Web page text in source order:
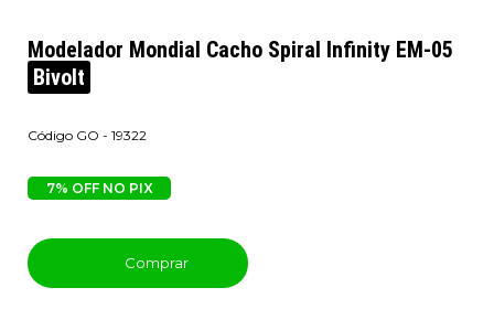
Modelador Mondial Cacho Spiral Infinity EM-05
Bivolt
GO - 19322
7% OFF NO PIX
Comprar